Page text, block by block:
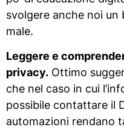
svolgere anche noi un
male.
Leggere e
privacy. Ottimo
che nel caso in cui
possibile contattare il
automazioni rendano